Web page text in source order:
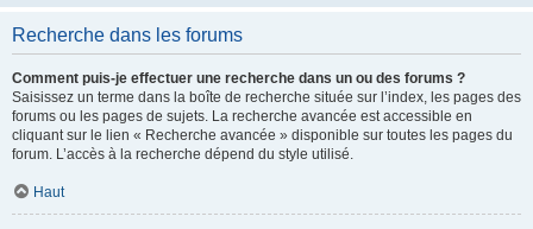
Recherche dans les forums
Comment puis-je effectuer une recherche dans un ou des forums ?
Saisissez un terme dans la boîte de recherche située sur l’index, les pages des
forums ou les pages de sujets. La recherche avancée est accessible en
cliquant sur le lien « Recherche avancée » disponible sur toutes les pages du
forum. L’accès à la recherche dépend du style utilisé.
Haut